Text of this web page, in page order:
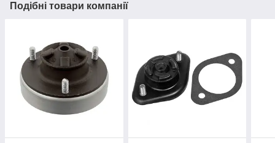
Подібні товари компанії